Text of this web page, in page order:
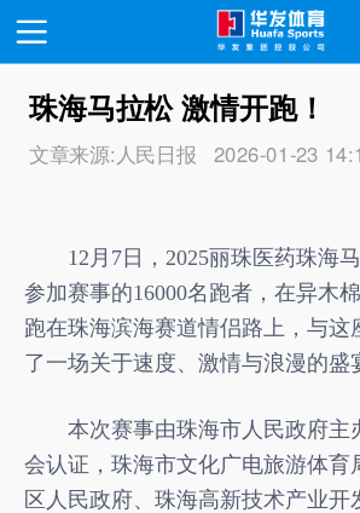
首页
新闻资讯
运营项目
联系我们
珠海马拉松 激情开跑！
文章来源:人民日报 2026-01-23
12月7日，2025丽珠医药珠海
参加赛事的16000名跑者，在异木
跑在珠海滨海赛道情侣路上，与这
了一场关于速度、激情与浪漫的盛
本次赛事由珠海市人民政府主
会认证，珠海市文化广电旅游体育
区人民政府、珠海高新技术产业开